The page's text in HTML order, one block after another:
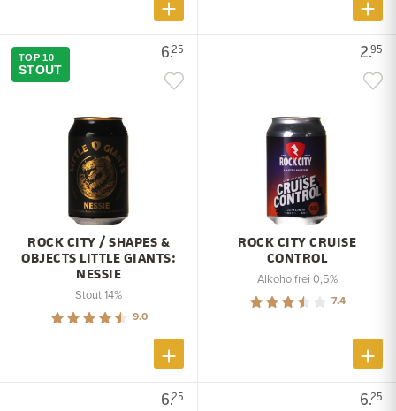
6.25
TOP 10
STOUT
ROCK CITY / SHAPES &
OBJECTS LITTLE GIANTS:
NESSIE
Stout 14%
9.0
2.95
ROCK CITY CRUISE
CONTROL
Alkoholfrei 0,5%
7.4
6.25 6.25